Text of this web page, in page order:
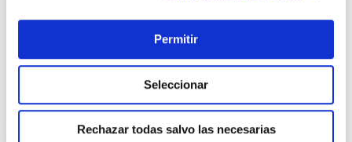
Permitir
Seleccionar
Rechazar todas salvo las necesarias
Velilla
29,45 €